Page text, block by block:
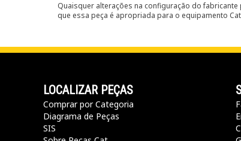
Quaisquer alterações na configuração do
que essa peça é apropriada para o equipamento
LOCALIZAR PEÇAS
Comprar por Categoria
Diagrama de Peças
SIS